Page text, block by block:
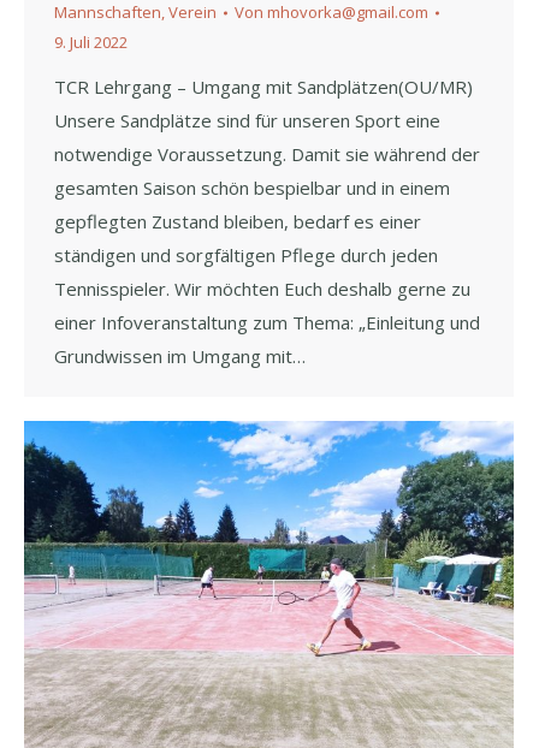
Mannschaften,Verein Von mhovorka@gmail.com
9. Juli 2022
TCR Lehrgang – Umgang mit Sandplätzen(OU/MR)
Unsere Sandplätze sind für unseren Sport eine
notwendige Voraussetzung. Damit sie während der
gesamten Saison schön bespielbar und in einem
gepflegten Zustand bleiben, bedarf es einer
ständigen und sorgfältigen Pflege durch jeden
Tennisspieler. Wir möchten Euch deshalb gerne zu
einer Infoveranstaltung zum Thema: „Einleitung und
Grundwissen im Umgang mit…